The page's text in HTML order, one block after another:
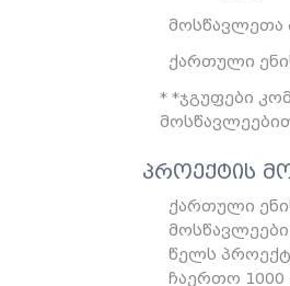
მოსწავლეთა
ქართული
*ჯგუფები
პროექტის
ქართული
წელს
ჩაერთო 1000